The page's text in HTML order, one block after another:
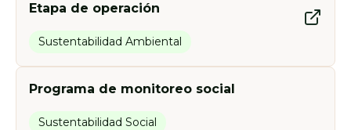
Etapa de operación
Sustentabilidad Ambiental
Programa de monitoreo social
Sustentabilidad Social